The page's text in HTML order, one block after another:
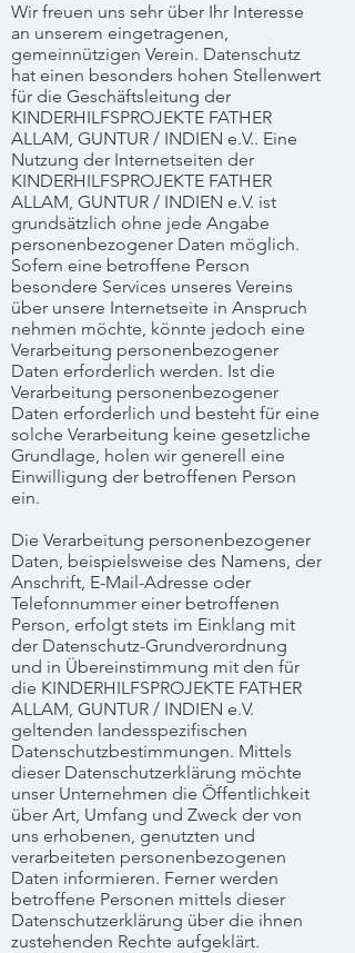
Wir freuen uns sehr über Ihr Interesse
an unserem eingetragenen,
gemeinnützigen Verein. Datenschutz
hat einen besonders hohen Stellenwert
für die Geschäftsleitung der
KINDERHILFSPROJEKTE FATHER
ALLAM, GUNTUR / INDIEN e.V.. Eine
Nutzung der Internetseiten der
KINDERHILFSPROJEKTE FATHER
ALLAM, GUNTUR / INDIEN e.V. ist
grundsätzlich ohne jede Angabe
personenbezogener Daten möglich.
Sofern eine betroffene Person
besondere Services unseres Vereins
über unsere Internetseite in Anspruch
nehmen möchte, könnte jedoch eine
Verarbeitung personenbezogener
Daten erforderlich werden. Ist die
Verarbeitung personenbezogener
Daten erforderlich und besteht für eine
solche Verarbeitung keine gesetzliche
Grundlage, holen wir generell eine
Einwilligung der betroffenen Person
ein.
Die Verarbeitung personenbezogener
Daten, beispielsweise des Namens, der
Anschrift, E-Mail-Adresse oder
Telefonnummer einer betroffenen
Person, erfolgt stets im Einklang mit
der Datenschutz-Grundverordnung
und in Übereinstimmung mit den für
die KINDERHILFSPROJEKTE FATHER
ALLAM, GUNTUR / INDIEN e.V.
geltenden landesspezifischen
Datenschutzbestimmungen. Mittels
dieser Datenschutzerklärung möchte
unser Unternehmen die Öffentlichkeit
über Art, Umfang und Zweck der von
uns erhobenen, genutzten und
verarbeiteten personenbezogenen
Daten informieren. Ferner werden
betroffene Personen mittels dieser
Datenschutzerklärung über die ihnen
zustehenden Rechte aufgeklärt.